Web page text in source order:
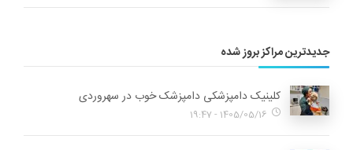
جدیدترین مراکز بروز شده
کلینیک دامپزشکی دامپزشک خوب در سهروردی
1405/05/16 - 19:47